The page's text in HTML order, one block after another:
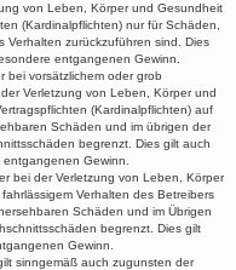
von Leben, Körper und Gesundheit
(Kardinalpflichten) nur für Schäden,
Verhalten zurückzuführen sind. Dies
entgangenen Gewinn.
bei vorsätzlichem oder grob
Verletzung von Leben, Körper und
(Kardinalpflichten) auf
Schäden und im übrigen der
begrenzt. Dies gilt auch
Gewinn.
bei der Verletzung von Leben, Körper
Verhalten des Betreibers
Schäden und im Übrigen
begrenzt. Dies gilt
Gewinn.
sinngemäß auch zugunsten der